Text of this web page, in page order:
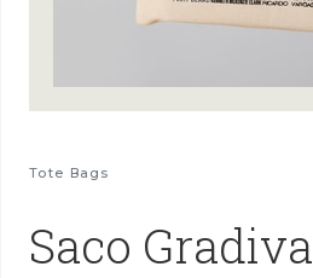
Tote Bags
Saco Gradiva